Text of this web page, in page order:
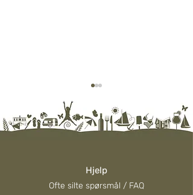
Hva skjer i Evjua i august?
Hjelp
Ofte silte spørsmål / FAQ